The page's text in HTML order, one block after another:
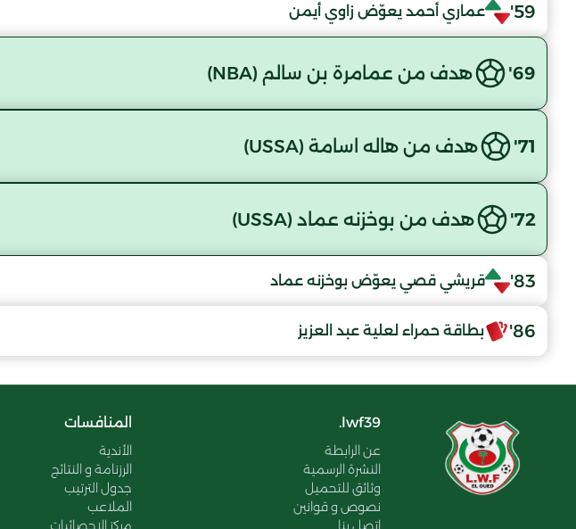
59' عماري أحمد يعوّض زاوي أيمن
69' هدف من عمامرة بن سالم (NBA)
71' هدف من هاله اسامة (USSA)
72' هدف من بوخزنه عماد (USSA)
83' قريشي قصي يعوّض بوخزنه عماد
86' بطاقة حمراء لعلية عبد العزيز
lwf39.
عن الرابطة
النشرة الرسمية
وثائق للتحميل
نصوص و قوانين
اتصل بنا
المنافسات
الأندية
الرزنامة و النتائج
جدول الترتيب
الملاعب
مركز الإحصائيات